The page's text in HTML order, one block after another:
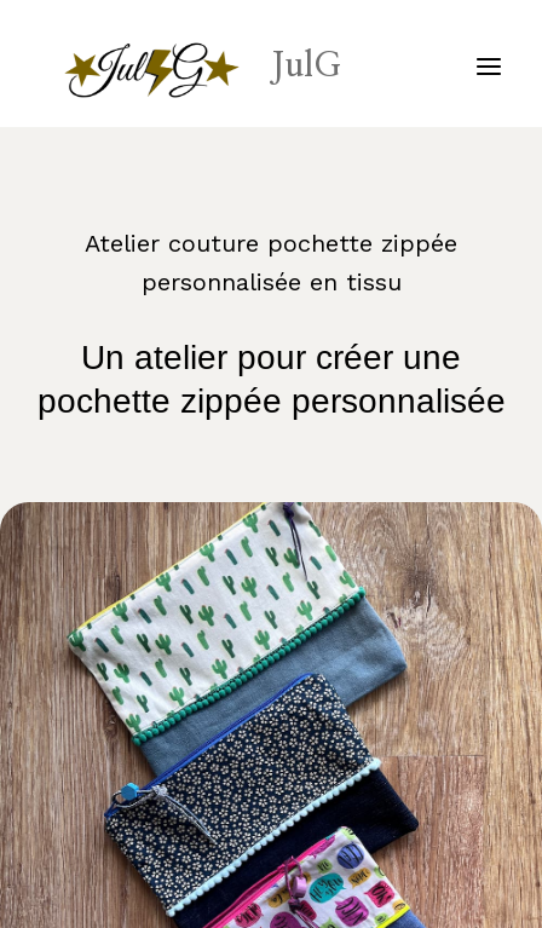
contenu
JulG
Atelier couture pochette zippée
personnalisée en tissu
Un atelier pour créer une
pochette zippée personnalisée